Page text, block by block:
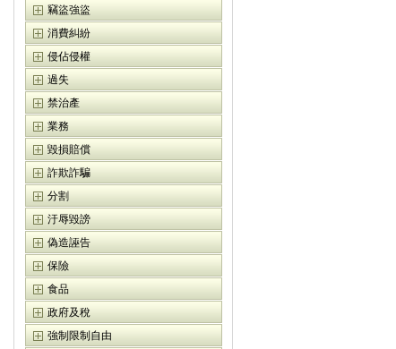
竊盜強盜
消費糾紛
侵佔侵權
過失
禁治產
業務
毀損賠償
詐欺詐騙
分割
汙辱毀謗
偽造誣告
保險
食品
政府及稅
強制限制自由